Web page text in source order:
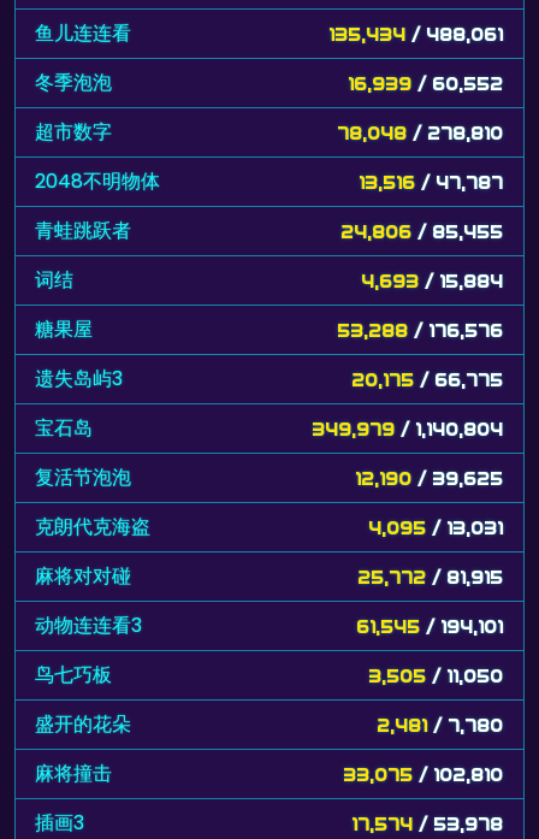
鱼儿连连看 135,434 / 488,061
冬季泡泡 16,939 / 60,552
超市数字 78,048 / 278,810
2048不明物体 13,516 / 47,787
青蛙跳跃者 24,806 / 85,455
词结 4,693 / 15,884
糖果屋 53,288 / 176,576
遗失岛屿3 20,175 / 66,775
宝石岛 349,979 / 1,140,804
复活节泡泡 12,190 / 39,625
克朗代克海盗 4,095 / 13,031
麻将对对碰 25,772 / 81,915
动物连连看3 61,545 / 194,101
鸟七巧板 3,505 / 11,050
盛开的花朵 2,481 / 7,780
麻将撞击 33,075 / 102,810
插画3 17,574 / 53,978